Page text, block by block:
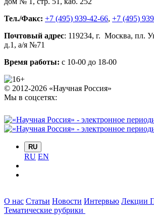
Тел./Факс: +7 (495) 939-42-66, +7 (495)
Почтовый адрес: 119234, г. Москва, пл.
д.1 , а/я №71
Время работы: с 10-00 до 18-00
© 2012-2026 «Научная Россия»
Мы в соцсетях:
RU
RU EN
О нас Статьи Новости Интервью Лекции
Тематические рубрики